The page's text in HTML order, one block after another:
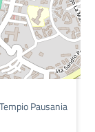
Pausania